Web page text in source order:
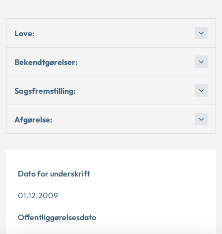
Love:
Bekendtgørelser:
Sagsfremstilling:
Afgørelse:
Dato for underskrift
01.12.2009
Offentliggørelsesdato